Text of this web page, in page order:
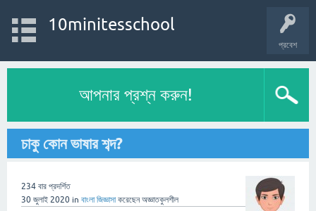
প্রবেশ
10minitesschool
আপনার প্রশ্ন করুন!
চাকু কোন ভাষার শব্দ?
234 বার প্রদর্শিত
30 জুলাই 2020 in বাংলা জিজ্ঞাসা করেছেনঅজ্ঞাতকুলশীল